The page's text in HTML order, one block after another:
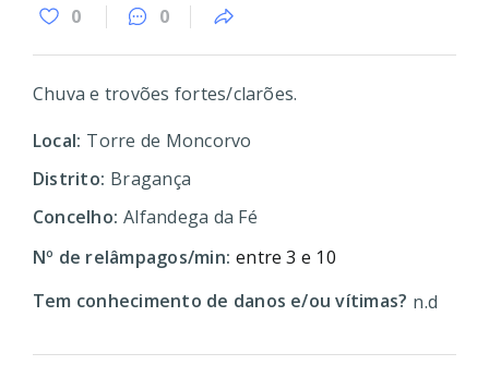
0 0
Chuva e trovões fortes/clarões.
Local: Torre de Moncorvo
Distrito: Bragança
Concelho: Alfandega da Fé
Nº de relâmpagos/min: entre 3 e 10
Tem conhecimento de danos e/ou vítimas? n.d